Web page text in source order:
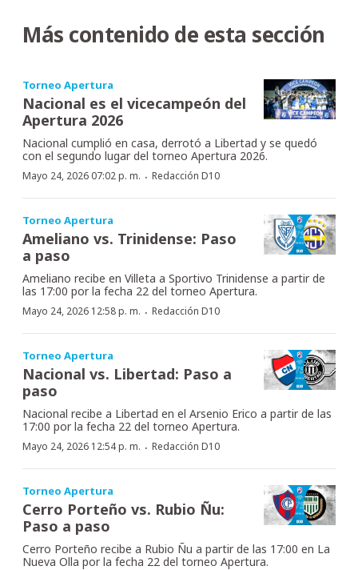
Más contenido de esta sección
Torneo Apertura
Nacional es el vicecampeón del
Apertura 2026
Nacional cumplió en casa, derrotó a Libertad y se quedó
con el segundo lugar del torneo Apertura 2026.
Mayo 24, 2026 07:02 p. m. · Redacción D10
Torneo Apertura
Ameliano vs. Trinidense: Paso
a paso
Ameliano recibe en Villeta a Sportivo Trinidense a partir de
las 17:00 por la fecha 22 del torneo Apertura.
Mayo 24, 2026 12:58 p. m. · Redacción D10
Torneo Apertura
Nacional vs. Libertad: Paso a
paso
Nacional recibe a Libertad en el Arsenio Erico a partir de las
17:00 por la fecha 22 del torneo Apertura.
Mayo 24, 2026 12:54 p. m. · Redacción D10
Torneo Apertura
Cerro Porteño vs. Rubio Ñu:
Paso a paso
Cerro Porteño recibe a Rubio Ñu a partir de las 17:00 en La
Nueva Olla por la fecha 22 del torneo Apertura.